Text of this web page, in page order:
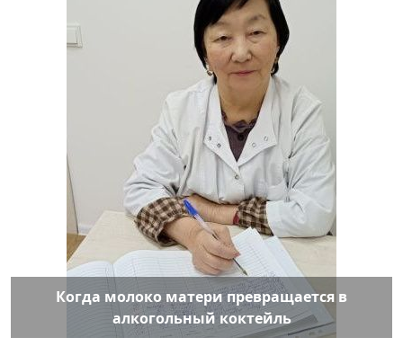
Когда молоко матери превращается в
алкогольный коктейль